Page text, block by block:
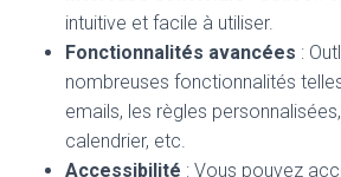
intuitive et facile à utiliser.
Fonctionnalités avancées :
nombreuses fonctionnalités
emails, les règles
calendrier, etc.
Accessibilité : Vous pouvez